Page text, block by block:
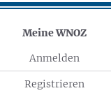
Meine WNOZ
Anmelden
Registrieren